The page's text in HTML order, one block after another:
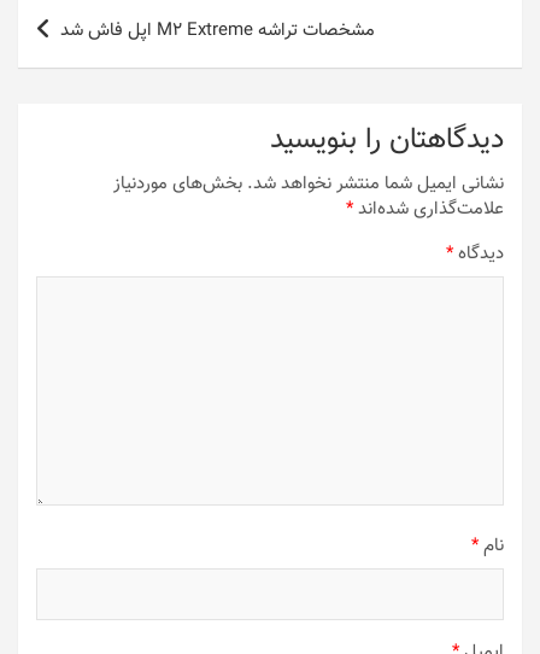
مشخصات تراشه M2 Extreme اپل فاش شد
دیدگاهتان را بنویسید
نشانی ایمیل شما منتشر نخواهد شد. بخش‌های موردنیاز
علامت‌گذاری شده‌اند*
دیدگاه*
نام*